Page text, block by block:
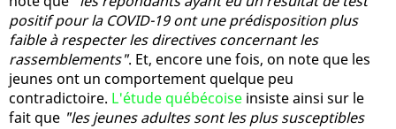
positif pour la COVID-19 ont une prédisposition plus
faible à respecter les directives concernant les
rassemblements". Et, encore une fois, on note que les
jeunes ont un comportement quelque peu
contradictoire. L'étude québécoise insiste ainsi sur le
fait que "les jeunes adultes sont les plus susceptibles